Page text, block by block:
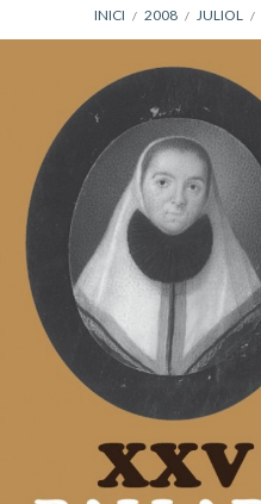
AJUDA
LA
NAVEGACIÓ
DEL
LLOC
INICI 2008 JULIOL